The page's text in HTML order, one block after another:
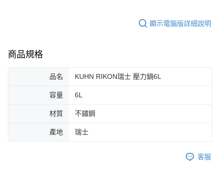
顯示電腦版詳細說明
商品規格
品名 KUHN RIKON瑞士 壓力鍋6L
容量 6L
材質 不鏽鋼
產地 瑞士
客服